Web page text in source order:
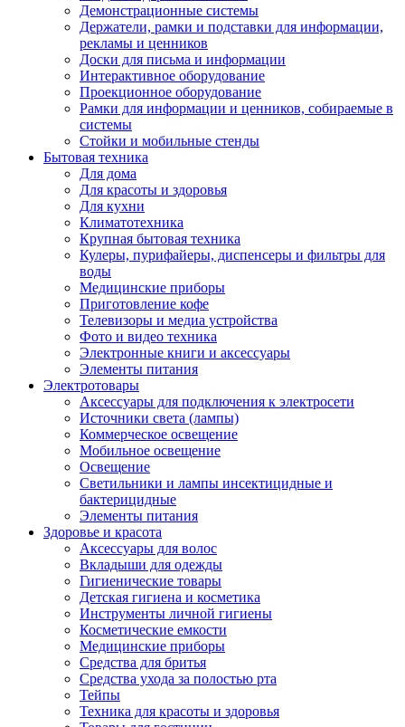
Демонстрационные системы
Держатели, рамки и подставки для информации,
рекламы и ценников
Доски для письма и информации
Интерактивное оборудование
Проекционное оборудование
Рамки для информации и ценников, собираемые в
системы
Стойки и мобильные стенды
Бытовая техника
Для дома
Для красоты и здоровья
Для кухни
Климатотехника
Крупная бытовая техника
Кулеры, пурифайеры, диспенсеры и фильтры для
воды
Медицинские приборы
Приготовление кофе
Телевизоры и медиа устройства
Фото и видео техника
Электронные книги и аксессуары
Элементы питания
Электротовары
Аксессуары для подключения к электросети
Источники света (лампы)
Коммерческое освещение
Мобильное освещение
Освещение
Светильники и лампы инсектицидные и
бактерицидные
Элементы питания
Здоровье и красота
Аксессуары для волос
Вкладыши для одежды
Гигиенические товары
Детская гигиена и косметика
Инструменты личной гигиены
Косметические емкости
Медицинские приборы
Средства для бритья
Средства ухода за полостью рта
Тейпы
Техника для красоты и здоровья